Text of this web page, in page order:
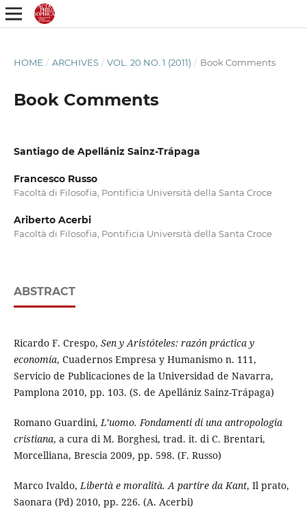
HOME / ARCHIVES / VOL. 20 NO. 1 (2011) / Book Comments
Book Comments
Santiago de Apellániz Sainz-Trápaga
Francesco Russo
Facoltà di Filosofia, Pontificia Università della Santa Croce
Ariberto Acerbi
Facoltà di Filosofia, Pontificia Università della Santa Croce
ABSTRACT
Ricardo F. Crespo, Sen y Aristóteles: razón práctica y
economía, Cuadernos Empresa y Humanismo n. 111,
Servicio de Publicaciones de la Universidad de Navarra,
Pamplona 2010, pp. 103. (S. de Apellániz Sainz-Trápaga)
Romano Guardini,L’uomo. Fondamenti di una antropologia
cristiana, a cura di M. Borghesi, trad. it. di C. Brentari,
Morcelliana, Brescia 2009, pp. 598. (F. Russo)
Marco Ivaldo,Libertà e moralità. A partire da Kant, Il prato,
Saonara (Pd) 2010, pp. 226. (A. Acerbi)